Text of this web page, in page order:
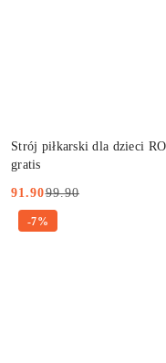
Strój piłkarski dla dzieci
gratis
Cena
promocyjna:
91.90
Cena
przed
99.90
-7%